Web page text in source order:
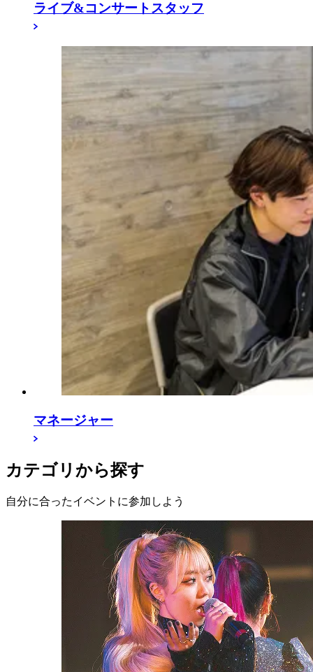
ライブ&コンサートスタッフ
マネージャー
カテゴリから探す
自分に合ったイベントに参加しよう